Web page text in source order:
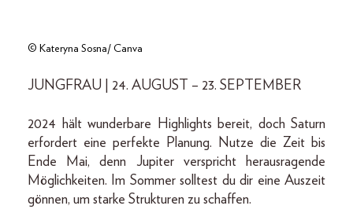
© Kateryna Sosna/ Canva
JUNGFRAU | 24. AUGUST – 23. SEPTEMBER
2024 hält wunderbare Highlights bereit, doch Saturn
erfordert eine perfekte Planung. Nutze die Zeit bis
Ende Mai, denn Jupiter verspricht herausragende
Möglichkeiten. Im Sommer solltest du dir eine Auszeit
gönnen, um starke Strukturen zu schaffen.